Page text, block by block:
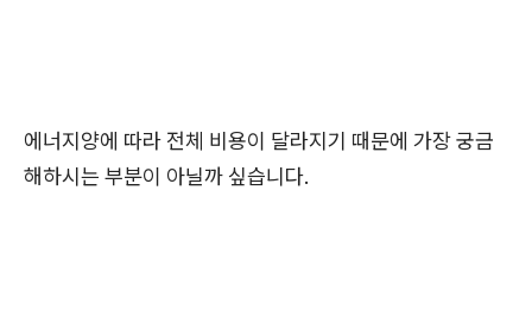
에너지양에 따라 전체 비용이 달라지기 때문에 가장 궁금
해하시는 부분이 아닐까 싶습니다.